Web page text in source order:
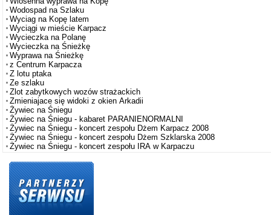
Wodospad na Szlaku
Wyciag na Kopę latem
Wyciągi w mieście Karpacz
Wycieczka na Polanę
Wycieczka na Śnieżkę
Wyprawa na Śnieżkę
z Centrum Karpacza
Z lotu ptaka
Ze szlaku
Zlot zabytkowych wozów strażackich
Zmieniajace się widoki z okien Arkadii
Żywiec na Śniegu
Żywiec na Śniegu - kabaret PARANIENORMALNI
Żywiec na Śniegu - koncert zespołu Dżem Karpacz 2008
Żywiec na Śniegu - koncert zespołu Dżem Szklarska 2008
Żywiec na Śniegu - koncert zespołu IRA w Karpaczu